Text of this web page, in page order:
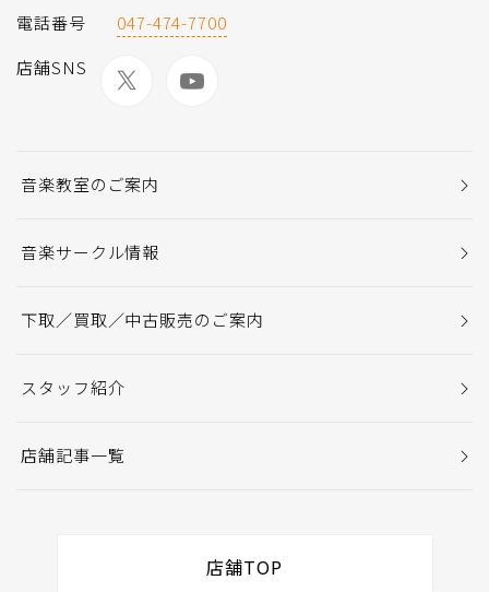
電話番号
047-474-7700
店舗SNS
音楽教室のご案内
音楽サークル情報
下取／買取／中古販売のご案内
スタッフ紹介
店舗記事一覧
店舗TOP